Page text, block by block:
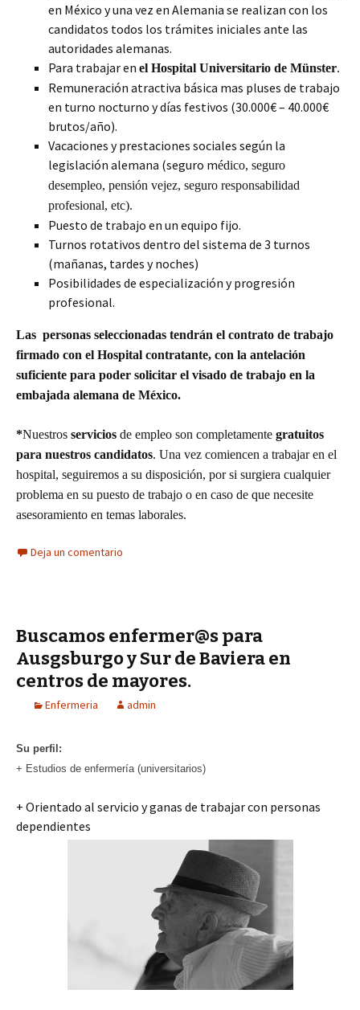
en México y una vez en Alemania se realizan con los
candidatos todos los trámites iniciales ante las
autoridades alemanas.
Para trabajar en el Hospital Universitario de Münster.
Remuneración atractiva básica mas pluses de trabajo
en turno nocturno y días festivos (30.000€ – 40.000€
brutos/año).
Vacaciones y prestaciones sociales según la
legislación alemana (seguro médico, seguro
desempleo, pensión vejez, seguro responsabilidad
profesional, etc).
Puesto de trabajo en un equipo fijo.
Turnos rotativos dentro del sistema de 3 turnos
(mañanas, tardes y noches)
Posibilidades de especialización y progresión
profesional.
Las personas seleccionadas tendrán el contrato de trabajo
firmado con el Hospital contratante, con la antelación
suficiente para poder solicitar el visado de trabajo en la
embajada alemana de México.
*Nuestros servicios de empleo son completamente gratuitos
para nuestros candidatos. Una vez comiencen a trabajar en el
hospital, seguiremos a su disposición, por si surgiera cualquier
problema en su puesto de trabajo o en caso de que necesite
asesoramiento en temas laborales.
Deja un comentario
Buscamos enfermer@s para
Ausgsburgo y Sur de Baviera en
centros de mayores.
Enfermeria admin
Su perfil:
+ Estudios de enfermería (universitarios)
+ Orientado al servicio y ganas de trabajar con personas
dependientes